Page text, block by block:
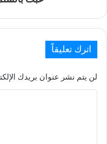
اترك تعليقاً
لن يتم نشر عنوان بريدك